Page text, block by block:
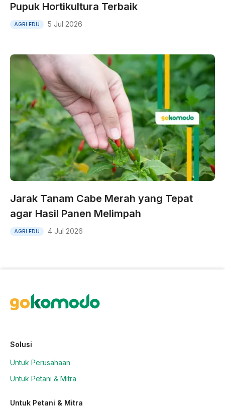
Pupuk Hortikultura Terbaik
AGRI EDU 5 Jul 2026
Jarak Tanam Cabe Merah yang Tepat
agar Hasil Panen Melimpah
AGRI EDU 4 Jul 2026
Solusi
Untuk Perusahaan
Untuk Petani & Mitra
Untuk Petani & Mitra